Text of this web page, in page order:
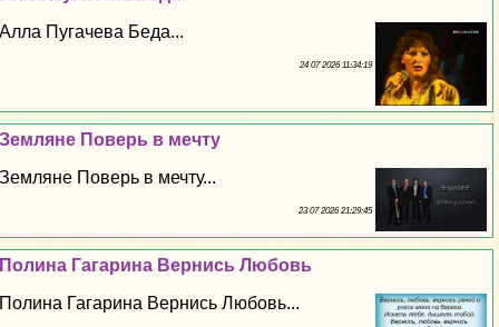
Алла Пугачева Беда...
24 07 2026 11:34:19
Земляне Поверь в мечту
Земляне Поверь в мечту...
23 07 2026 21:29:45
Полина Гагарина Вернись Любовь
Полина Гагарина Вернись Любовь...